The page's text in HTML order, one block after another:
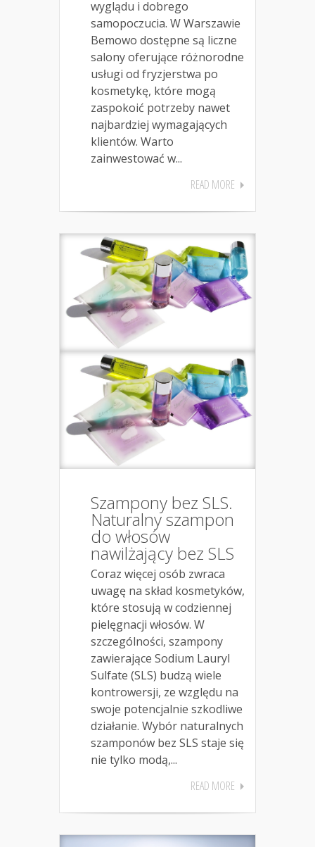
wyglądu i dobrego
samopoczucia. W Warszawie
Bemowo dostępne są liczne
salony oferujące różnorodne
usługi od fryzjerstwa po
kosmetykę, które mogą
zaspokoić potrzeby nawet
najbardziej wymagających
klientów. Warto
zainwestować w...
READ MORE
Szampony bez SLS.
Naturalny szampon
do włosów
nawilżający bez SLS
Coraz więcej osób zwraca
uwagę na skład kosmetyków,
które stosują w codziennej
pielęgnacji włosów. W
szczególności, szampony
zawierające Sodium Lauryl
Sulfate (SLS) budzą wiele
kontrowersji, ze względu na
swoje potencjalnie szkodliwe
działanie. Wybór naturalnych
szamponów bez SLS staje się
nie tylko modą,...
READ MORE